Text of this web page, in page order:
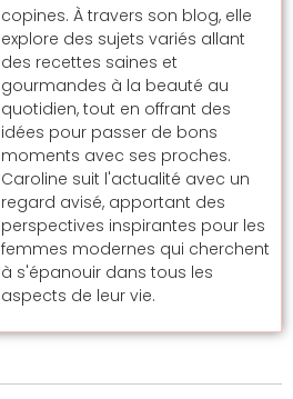
copines. À travers son blog, elle
explore des sujets variés allant
des recettes saines et
gourmandes à la beauté au
quotidien, tout en offrant des
idées pour passer de bons
moments avec ses proches.
Caroline suit l'actualité avec un
regard avisé, apportant des
perspectives inspirantes pour les
femmes modernes qui cherchent
à s'épanouir dans tous les
aspects de leur vie.